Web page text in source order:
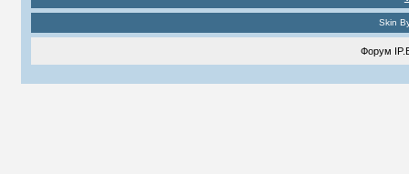
Skin
Форум